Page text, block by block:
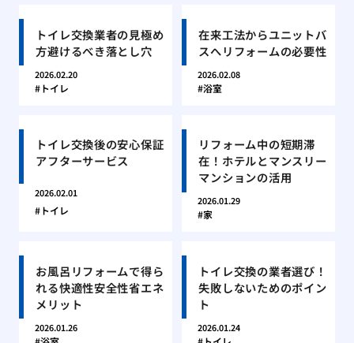
トイレ交換業者の見極め
方避けるべき落とし穴
2026.02.20
トイレ
在来工法からユニットバ
スへリフォームの必要性
2026.02.08
浴室
トイレ交換後の安心保証
アフターサービス
2026.02.01
トイレ
リフォーム中の短期滞
在！ホテルとマンスリー
マンションの活用
2026.01.29
家
お風呂リフォームで得ら
れる快適性安全性省エネ
メリット
2026.01.26
トイレ交換の業者選び！
失敗しないためのポイン
ト
2026.01.24